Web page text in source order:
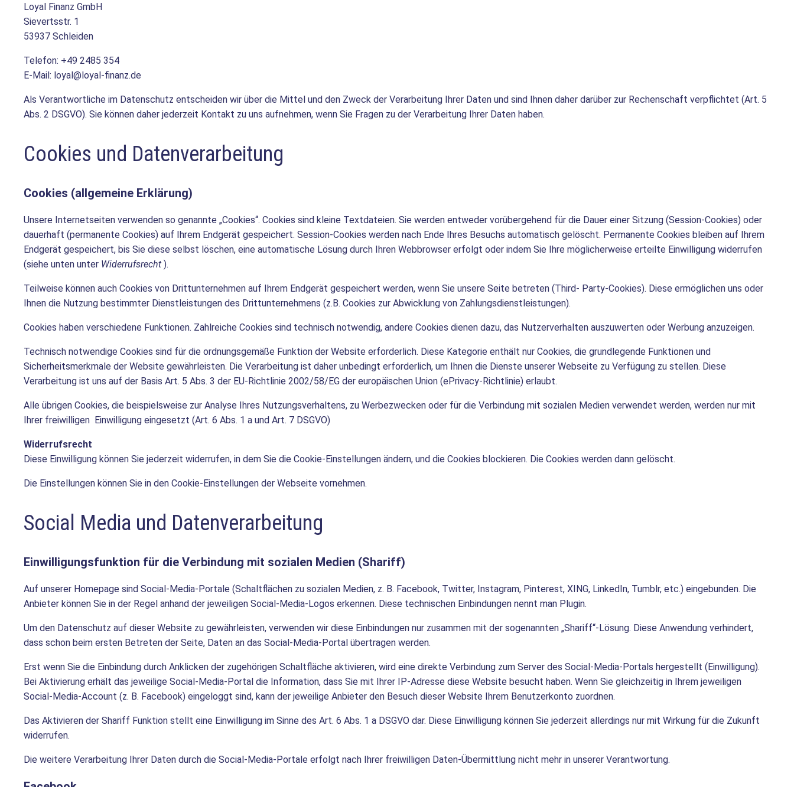
Loyal Finanz GmbH
Sievertsstr. 1
53937 Schleiden
Telefon: +49 2485 354
E-Mail: loyal@loyal-finanz.de
Als Verantwortliche im Datenschutz entscheiden wir über die Mittel und den Zweck der Verarbeitung Ihrer Daten und sind Ihnen daher darüber zur Rechenschaft verpflichtet (Art. 5
Abs. 2 DSGVO). Sie können daher jederzeit Kontakt zu uns aufnehmen, wenn Sie Fragen zu der Verarbeitung Ihrer Daten haben.
Cookies und Datenverarbeitung
Cookies (allgemeine Erklärung)
Unsere Internetseiten verwenden so genannte „Cookies“. Cookies sind kleine Textdateien. Sie werden entweder vorübergehend für die Dauer einer Sitzung (Session-Cookies) oder
dauerhaft (permanente Cookies) auf Ihrem Endgerät gespeichert. Session-Cookies werden nach Ende Ihres Besuchs automatisch gelöscht. Permanente Cookies bleiben auf Ihrem
Endgerät gespeichert, bis Sie diese selbst löschen, eine automatische Lösung durch Ihren Webbrowser erfolgt oder indem Sie Ihre möglicherweise erteilte Einwilligung widerrufen
(siehe unten unter Widerrufsrecht ).
Teilweise können auch Cookies von Drittunternehmen auf Ihrem Endgerät gespeichert werden, wenn Sie unsere Seite betreten (Third- Party-Cookies). Diese ermöglichen uns oder
Ihnen die Nutzung bestimmter Dienstleistungen des Drittunternehmens (z.B. Cookies zur Abwicklung von Zahlungsdienstleistungen).
Cookies haben verschiedene Funktionen. Zahlreiche Cookies sind technisch notwendig, andere Cookies dienen dazu, das Nutzerverhalten auszuwerten oder Werbung anzuzeigen.
Technisch notwendige Cookies sind für die ordnungsgemäße Funktion der Website erforderlich. Diese Kategorie enthält nur Cookies, die grundlegende Funktionen und
Sicherheitsmerkmale der Website gewährleisten. Die Verarbeitung ist daher unbedingt erforderlich, um Ihnen die Dienste unserer Webseite zu Verfügung zu stellen. Diese
Verarbeitung ist uns auf der Basis Art. 5 Abs. 3 der EU-Richtlinie 2002/58/EG der europäischen Union (ePrivacy-Richtlinie) erlaubt.
Alle übrigen Cookies, die beispielsweise zur Analyse Ihres Nutzungsverhaltens, zu Werbezwecken oder für die Verbindung mit sozialen Medien verwendet werden, werden nur mit
Ihrer freiwilligen Einwilligung eingesetzt (Art. 6 Abs. 1 a und Art. 7 DSGVO)
Widerrufsrecht
Diese Einwilligung können Sie jederzeit widerrufen, in dem Sie die Cookie-Einstellungen ändern, und die Cookies blockieren. Die Cookies werden dann gelöscht.
Die Einstellungen können Sie in den Cookie-Einstellungen der Webseite vornehmen.
Social Media und Datenverarbeitung
Einwilligungsfunktion für die Verbindung mit sozialen Medien (Shariff)
Auf unserer Homepage sind Social-Media-Portale (Schaltflächen zu sozialen Medien, z. B. Facebook, Twitter, Instagram, Pinterest, XING, LinkedIn, Tumblr, etc.) eingebunden. Die
Anbieter können Sie in der Regel anhand der jeweiligen Social-Media-Logos erkennen. Diese technischen Einbindungen nennt man Plugin.
Um den Datenschutz auf dieser Website zu gewährleisten, verwenden wir diese Einbindungen nur zusammen mit der sogenannten „Shariff“-Lösung. Diese Anwendung verhindert,
dass schon beim ersten Betreten der Seite, Daten an das Social-Media-Portal übertragen werden.
Erst wenn Sie die Einbindung durch Anklicken der zugehörigen Schaltfläche aktivieren, wird eine direkte Verbindung zum Server des Social-Media-Portals hergestellt (Einwilligung).
Bei Aktivierung erhält das jeweilige Social-Media-Portal die Information, dass Sie mit Ihrer IP-Adresse diese Website besucht haben. Wenn Sie gleichzeitig in Ihrem jeweiligen
Social-Media-Account (z. B. Facebook) eingeloggt sind, kann der jeweilige Anbieter den Besuch dieser Website Ihrem Benutzerkonto zuordnen.
Das Aktivieren der Shariff Funktion stellt eine Einwilligung im Sinne des Art. 6 Abs. 1 a DSGVO dar. Diese Einwilligung können Sie jederzeit allerdings nur mit Wirkung für die Zukunft
widerrufen.
Die weitere Verarbeitung Ihrer Daten durch die Social-Media-Portale erfolgt nach Ihrer freiwilligen Daten-Übermittlung nicht mehr in unserer Verantwortung.